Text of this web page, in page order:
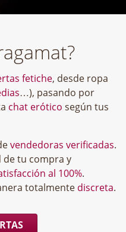
fetiche, desde ropa
…), pasando por
chat erótico según tus
vendedoras verificadas.
de tu compra y
al 100%.
totalmente discreta.